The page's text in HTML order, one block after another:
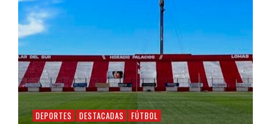
DEPORTES DESTACADAS FÚTBOL